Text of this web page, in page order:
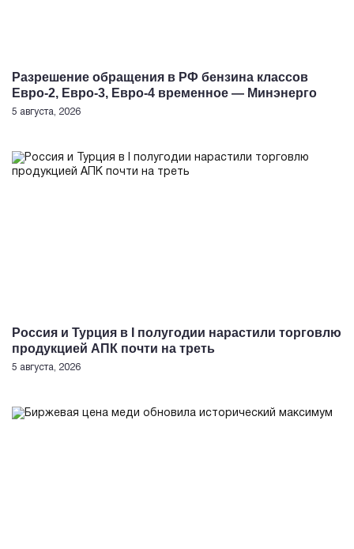
Разрешение обращения в РФ бензина классов
Евро-2, Евро-3, Евро-4 временное — Минэнерго
5 августа, 2026
Россия и Турция в I полугодии нарастили торговлю
продукцией АПК почти на треть
5 августа, 2026